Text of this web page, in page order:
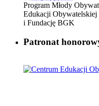
Program Młody
Edukacji Obywatelskiej
i Fundację BGK
Patronat